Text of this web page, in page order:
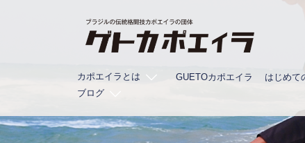
ス
キ
カポエイラとは GUETOカポエイラ はじめて
ブログ